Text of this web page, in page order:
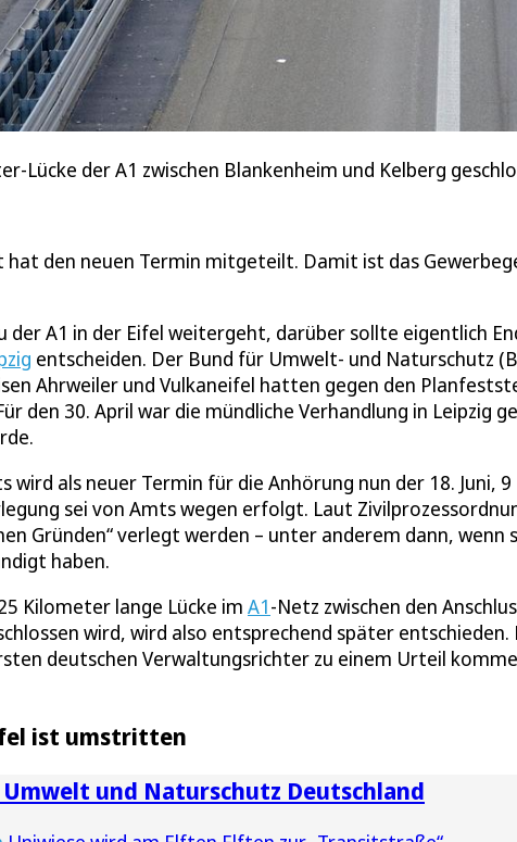
Lücke der A1 zwischen Blankenheim und Kelberg
hat den neuen Termin mitgeteilt. Damit ist das
der A1 in der Eifel weitergeht, darüber sollte eigentlich
entscheiden. Der Bund für Umwelt- und Naturschutz
Ahrweiler und Vulkaneifel hatten gegen den
den 30. April war die mündliche Verhandlung in Leipzig
als neuer Termin für die Anhörung nun der 18. Juni,
sei von Amts wegen erfolgt. Laut
Gründen“ verlegt werden – unter anderem dann, wenn
haben.
Kilometer lange Lücke im A1-Netz zwischen den
wird, wird also entsprechend später entschieden.
deutschen Verwaltungsrichter zu einem Urteil
ist umstritten
und Naturschutz Deutschland